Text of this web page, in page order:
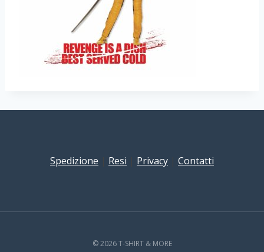
Spedizione Resi Privacy Contatti
© 2026 T-SHIRT & MORE